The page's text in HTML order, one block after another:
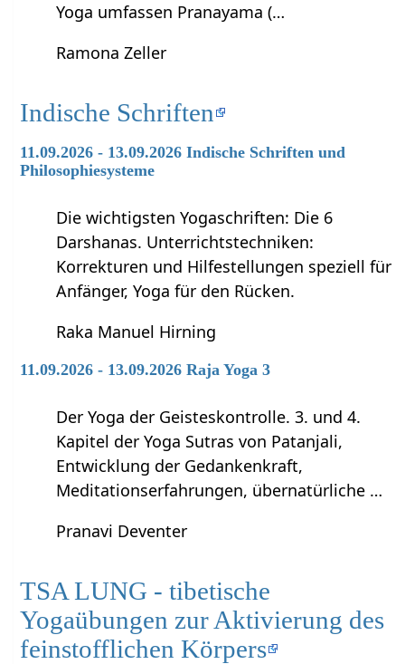
Yoga umfassen Pranayama (…
Ramona Zeller
Indische Schriften
11.09.2026 - 13.09.2026 Indische Schriften und
Philosophiesysteme
Die wichtigsten Yogaschriften: Die 6
Darshanas. Unterrichtstechniken:
Korrekturen und Hilfestellungen speziell für
Anfänger, Yoga für den Rücken.
Raka Manuel Hirning
11.09.2026 - 13.09.2026 Raja Yoga 3
Der Yoga der Geisteskontrolle. 3. und 4.
Kapitel der Yoga Sutras von Patanjali,
Entwicklung der Gedankenkraft,
Meditationserfahrungen, übernatürliche …
Pranavi Deventer
TSA LUNG - tibetische
Yogaübungen zur Aktivierung des
feinstofflichen Körpers